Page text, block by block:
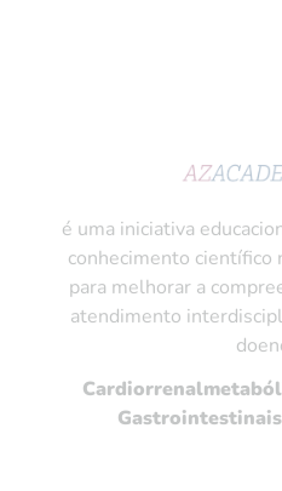
é uma iniciativa
conhecimento científico
para melhorar a
atendimento
Gastrointestinais